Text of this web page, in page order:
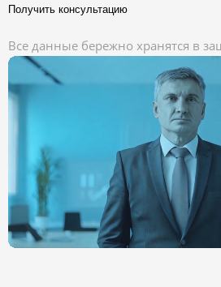
Получить консультацию
Все данные бережно хранятся в